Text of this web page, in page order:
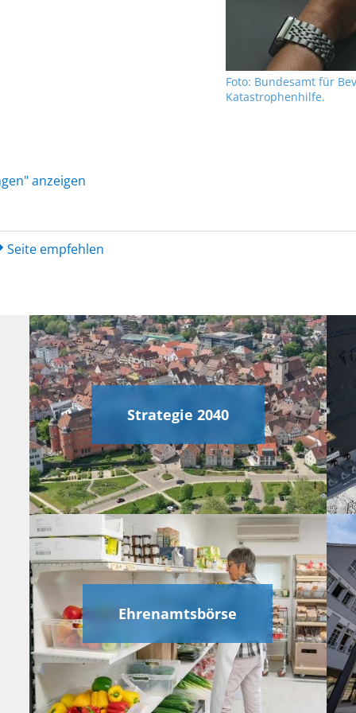
Foto: Bundesamt für
Katastrophenhilfe.
anzeigen
Seite empfehlen
Strategie 2040
Ehrenamtsbörse